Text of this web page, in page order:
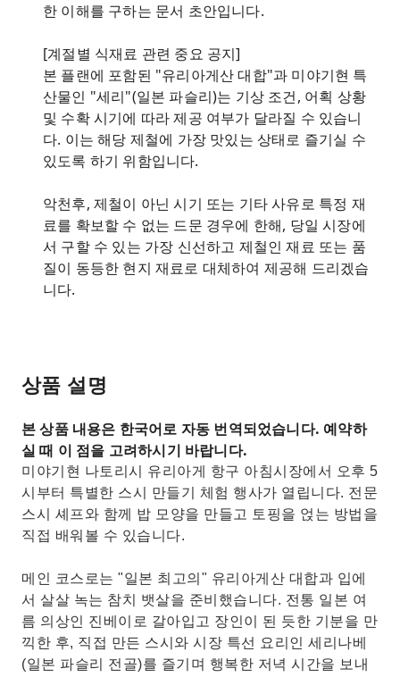
한 이해를 구하는 문서 초안입니다.
[계절별 식재료 관련 중요 공지]
본 플랜에 포함된 "유리아게산 대합"과 미야기현 특
산물인 "세리"(일본 파슬리)는 기상 조건, 어획 상황
및 수확 시기에 따라 제공 여부가 달라질 수 있습니
다. 이는 해당 제철에 가장 맛있는 상태로 즐기실 수
있도록 하기 위함입니다.
악천후, 제철이 아닌 시기 또는 기타 사유로 특정 재
료를 확보할 수 없는 드문 경우에 한해, 당일 시장에
서 구할 수 있는 가장 신선하고 제철인 재료 또는 품
질이 동등한 현지 재료로 대체하여 제공해 드리겠습
니다.
상품 설명
본 상품 내용은 한국어로 자동 번역되었습니다. 예약하
실 때 이 점을 고려하시기 바랍니다.
미야기현 나토리시 유리아게 항구 아침시장에서 오후 5
시부터 특별한 스시 만들기 체험 행사가 열립니다. 전문
스시 셰프와 함께 밥 모양을 만들고 토핑을 얹는 방법을
직접 배워볼 수 있습니다.
메인 코스로는 "일본 최고의" 유리아게산 대합과 입에
서 살살 녹는 참치 뱃살을 준비했습니다. 전통 일본 여
름 의상인 진베이로 갈아입고 장인이 된 듯한 기분을 만
끽한 후, 직접 만든 스시와 시장 특선 요리인 세리나베
(일본 파슬리 전골)를 즐기며 행복한 저녁 시간을 보내